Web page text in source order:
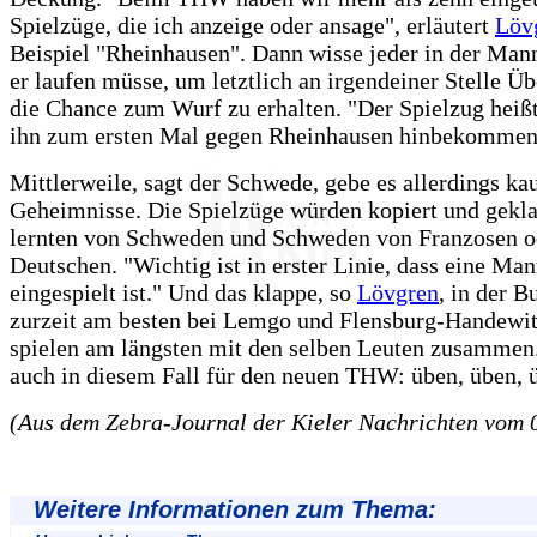
Spielzüge, die ich anzeige oder ansage", erläutert
Beispiel "Rheinhausen". Dann wisse jeder in der
er laufen müsse, um letztlich an irgendeiner Stelle
die Chance zum Wurf zu erhalten. "Der Spielzug
ihn zum ersten Mal gegen Rheinhausen
Mittlerweile, sagt der Schwede, gebe es allerdings
Geheimnisse. Die Spielzüge würden kopiert und
lernten von Schweden und Schweden von Franzosen
Deutschen. "Wichtig ist in erster Linie, dass eine
eingespielt ist." Und das klappe, so Lövgren, in der
zurzeit am besten bei Lemgo und Flensburg-
spielen am längsten mit den selben Leuten
auch in diesem Fall für den neuen THW: üben, üben,
(Aus dem Zebra-Journal der Kieler Nachrichten vom
Weitere Informationen zum Thema: